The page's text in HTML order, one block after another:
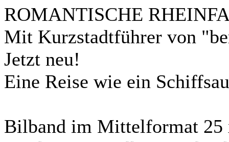
ROMANTISCHE
Mit Kurzstadtführer von
Jetzt neu!
Eine Reise wie ein
Bilband im Mittelformat 25